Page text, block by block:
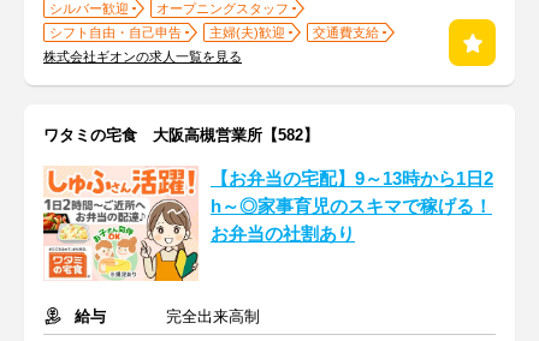
シルバー歓迎
オープニングスタッフ
シフト自由・自己申告
主婦(夫)歓迎
交通費支給
株式会社ギオンの求人一覧を見る
ワタミの宅食 大阪高槻営業所【582】
【お弁当の宅配】9～13時から1日2
h～◎家事育児のスキマで稼げる！
お弁当の社割あり
給与
完全出来高制